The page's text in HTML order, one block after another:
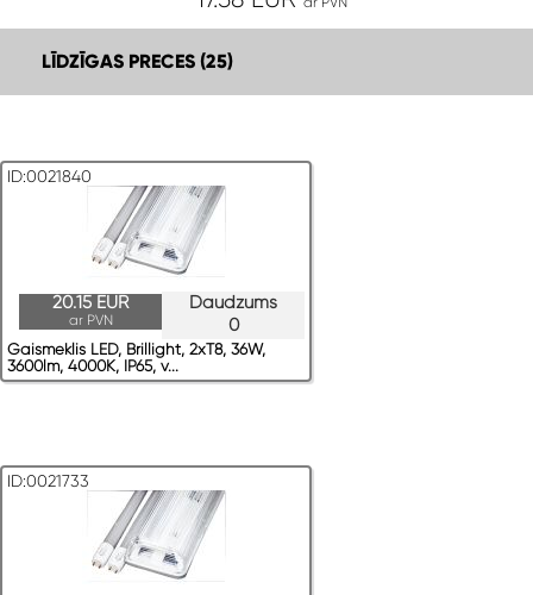
LĪDZĪGAS PRECES (25)
ID:0021840
Daudzums
0
20.15 EUR
ar PVN
Gaismeklis LED, Brillight, 2xT8, 36W,
3600lm, 4000K, IP65, v...
ID:0021733